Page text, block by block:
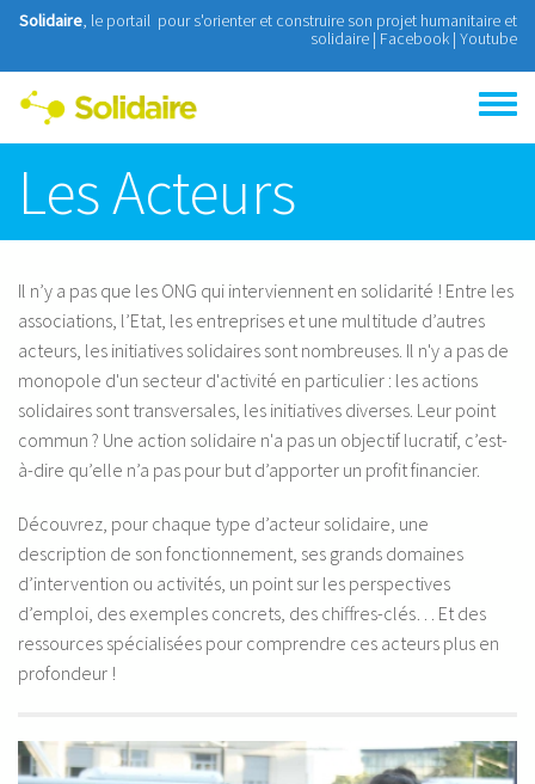
Aller au contenu principal
Solidaire, le portail pour s'orienter et construire son projet humanitaire et
solidaire | Facebook | Youtube
Toggle
menu
Les Acteurs
Il n’y a pas que les ONG qui interviennent en solidarité ! Entre les
associations, l’Etat, les entreprises et une multitude d’autres
acteurs, les initiatives solidaires sont nombreuses. Il n'y a pas de
monopole d'un secteur d'activité en particulier : les actions
solidaires sont transversales, les initiatives diverses. Leur point
commun ? Une action solidaire n'a pas un objectif lucratif, c’est-
à-dire qu’elle n’a pas pour but d’apporter un profit financier.
Découvrez, pour chaque type d’acteur solidaire, une
description de son fonctionnement, ses grands domaines
d’intervention ou activités, un point sur les perspectives
d’emploi, des exemples concrets, des chiffres-clés… Et des
ressources spécialisées pour comprendre ces acteurs plus en
profondeur !